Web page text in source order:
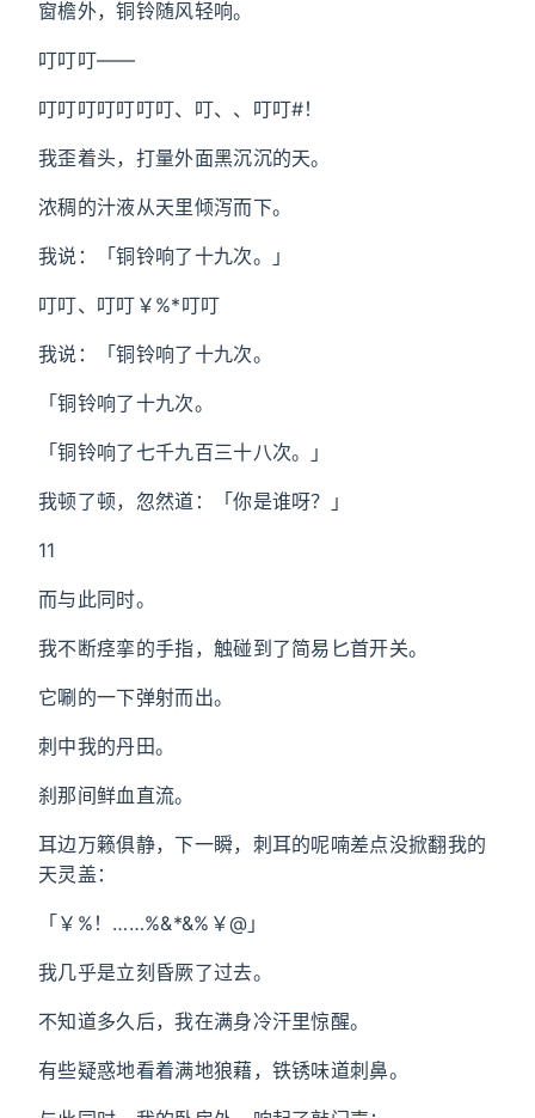
窗檐外，铜铃随风轻响。
叮叮叮——
叮叮叮叮叮叮叮、叮、、叮叮#！
我歪着头，打量外面黑沉沉的天。
浓稠的汁液从天里倾泻而下。
我说：「铜铃响了十九次。」
叮叮、叮叮￥%*叮叮
我说：「铜铃响了十九次。
「铜铃响了十九次。
「铜铃响了七千九百三十八次。」
我顿了顿，忽然道：「你是谁呀？」
11
而与此同时。
我不断痉挛的手指，触碰到了简易匕首开关。
它唰的一下弹射而出。
刺中我的丹田。
刹那间鲜血直流。
耳边万籁俱静，下一瞬，刺耳的呢喃差点没掀翻我的
天灵盖：
「￥%！……%&*&%￥@」
我几乎是立刻昏厥了过去。
不知道多久后，我在满身冷汗里惊醒。
有些疑惑地看着满地狼藉，铁锈味道刺鼻。